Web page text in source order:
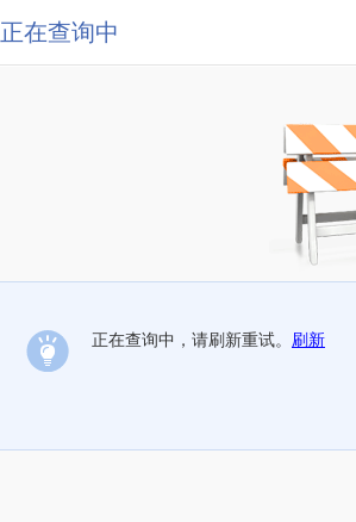
正在查询中
正在查询中，请刷新重试。 刷新